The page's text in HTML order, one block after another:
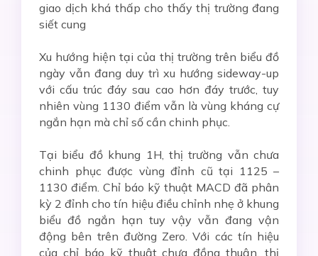
giao dịch khá thấp cho thấy thị trường đang
siết cung
Xu hướng hiện tại của thị trường trên biểu đồ
ngày vẫn đang duy trì xu hướng sideway-up
với cấu trúc đáy sau cao hơn đáy trước, tuy
nhiên vùng 1130 điểm vẫn là vùng kháng cự
ngắn hạn mà chỉ số cần chinh phục.
Tại biểu đồ khung 1H, thị trường vẫn chưa
chinh phục được vùng đỉnh cũ tại 1125 –
1130 điểm. Chỉ báo kỹ thuật MACD đã phân
kỳ 2 đỉnh cho tín hiệu điều chỉnh nhẹ ở khung
biểu đồ ngắn hạn tuy vậy vẫn đang vận
động bên trên đường Zero. Với các tín hiệu
của chỉ báo kỹ thuật chưa đồng thuận, thị